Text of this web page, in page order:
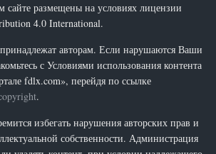
сайте размещены на условиях лицензии
4.0 International.
авторам. Если нарушаются Ваши
с Условиями использования контента
fdlx.com», перейдя по ссылке
.
избегать нарушения авторских прав и
собственности. Администрация